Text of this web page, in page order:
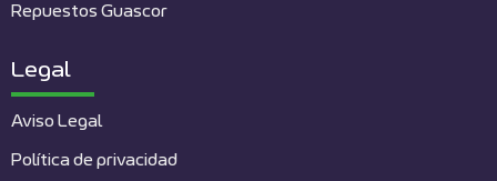
Repuestos Guascor
Legal
Aviso Legal
Política de privacidad